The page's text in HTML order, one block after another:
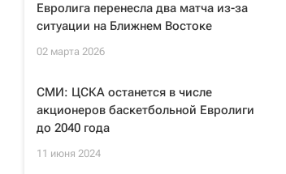
Евролига перенесла два матча из-за
ситуации на Ближнем Востоке
02 марта 2026
СМИ: ЦСКА останется в числе
акционеров баскетбольной Евролиги
до 2040 года
11 июня 2024